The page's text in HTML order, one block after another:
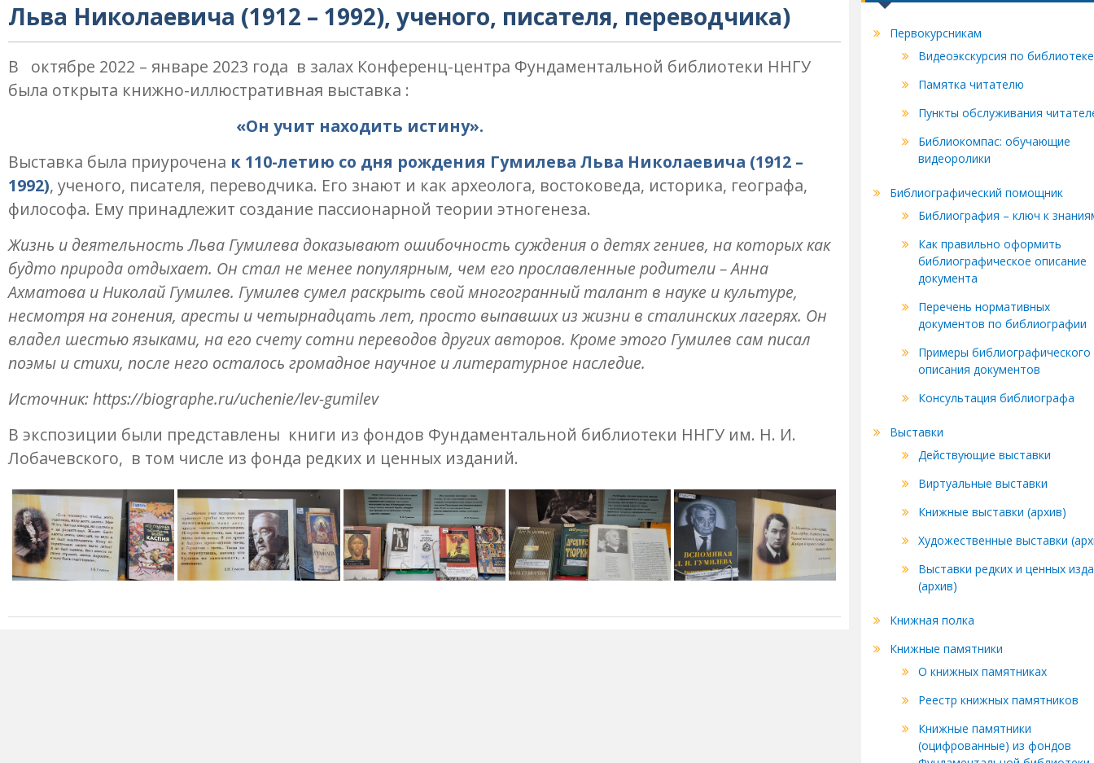
Льва Николаевича (1912 – 1992), ученого, писателя, переводчика)
В октябре 2022 – январе 2023 года в залах Конференц-центра Фундаментальной библиотеки ННГУ
была открыта книжно-иллюстративная выставка :
«Он учит находить истину».
Выставка была приурочена к 110-летию со дня рождения Гумилева Льва Николаевича (1912 –
1992), ученого, писателя, переводчика. Его знают и как археолога, востоковеда, историка, географа,
философа. Ему принадлежит создание пассионарной теории этногенеза.
Жизнь и деятельность Льва Гумилева доказывают ошибочность суждения о детях гениев, на которых как
будто природа отдыхает. Он стал не менее популярным, чем его прославленные родители – Анна
Ахматова и Николай Гумилев. Гумилев сумел раскрыть свой многогранный талант в науке и культуре,
несмотря на гонения, аресты и четырнадцать лет, просто выпавших из жизни в сталинских лагерях. Он
владел шестью языками, на его счету сотни переводов других авторов. Кроме этого Гумилев сам писал
поэмы и стихи, после него осталось громадное научное и литературное наследие.
Источник: https://biographe.ru/uchenie/lev-gumilev
В экспозиции были представлены книги из фондов Фундаментальной библиотеки ННГУ им. Н. И.
Лобачевского, в том числе из фонда редких и ценных изданий.
Первокурсникам
Видеоэкскурсия по библиотеке
Памятка читателю
Пункты обслуживания
Библиокомпас: обучающие
видеоролики
Библиографический помощник
Библиография – ключ к
Как правильно оформить
библиографическое описание
документа
Перечень нормативных
документов по библиографии
Примеры библиографического
описания документов
Консультация библиографа
Выставки
Действующие выставки
Виртуальные выставки
Книжные выставки (архив)
Художественные выставки
Выставки редких и ценных
(архив)
Книжная полка
Книжные памятники
О книжных памятниках
Реестр книжных памятников
Книжные памятники
(оцифрованные) из фондов